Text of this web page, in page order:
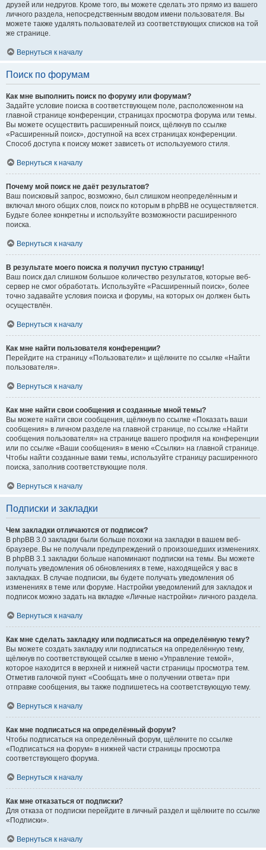
друзей или недругов. Кроме того, вы можете сделать это прямо из вашего
личного раздела, непосредственным вводом имени пользователя. Вы
можете также удалять пользователей из соответствующих списков на той
же странице.
Вернуться к началу
Поиск по форумам
Как мне выполнить поиск по форуму или форумам?
Задайте условие поиска в соответствующем поле, расположенном на
главной странице конференции, страницах просмотра форума или темы.
Вы можете осуществить расширенный поиск, щёлкнув по ссылке
«Расширенный поиск», доступной на всех страницах конференции.
Способ доступа к поиску может зависеть от используемого стиля.
Вернуться к началу
Почему мой поиск не даёт результатов?
Ваш поисковый запрос, возможно, был слишком неопределённым и
включал много общих слов, поиск по которым в phpBB не осуществляется.
Будьте более конкретны и используйте возможности расширенного
поиска.
Вернуться к началу
В результате моего поиска я получил пустую страницу!
Ваш поиск дал слишком большое количество результатов, которые веб-
сервер не смог обработать. Используйте «Расширенный поиск», более
точно задавайте условия поиска и форумы, на которых он должен быть
осуществлён.
Вернуться к началу
Как мне найти пользователя конференции?
Перейдите на страницу «Пользователи» и щёлкните по ссылке «Найти
пользователя».
Вернуться к началу
Как мне найти свои сообщения и созданные мной темы?
Вы можете найти свои сообщения, щёлкнув по ссылке «Показать ваши
сообщения» в личном разделе на главной странице, по ссылке «Найти
сообщения пользователя» на странице вашего профиля на конференции
или по ссылке «Ваши сообщения» в меню «Ссылки» на главной странице.
Чтобы найти созданные вами темы, используйте страницу расширенного
поиска, заполнив соответствующие поля.
Вернуться к началу
Подписки и закладки
Чем закладки отличаются от подписок?
В phpBB 3.0 закладки были больше похожи на закладки в вашем веб-
браузере. Вы не получали предупреждений о произошедших изменениях.
В phpBB 3.1 закладки больше напоминают подписки на темы. Вы можете
получать уведомления об обновлениях в теме, находящейся у вас в
закладках. В случае подписки, вы будете получать уведомления об
изменениях в теме или форуме. Настройки уведомлений для закладок и
подписок можно задать на вкладке «Личные настройки» личного раздела.
Вернуться к началу
Как мне сделать закладку или подписаться на определённую тему?
Вы можете создать закладку или подписаться на определённую тему,
щёлкнув по соответствующей ссылке в меню «Управление темой»,
которое находится в верхней и нижней части страницы просмотра тем.
Отметив галочкой пункт «Сообщать мне о получении ответа» при
отправке сообщения, вы также подпишетесь на соответствующую тему.
Вернуться к началу
Как мне подписаться на определённый форум?
Чтобы подписаться на определённый форум, щёлкните по ссылке
«Подписаться на форум» в нижней части страницы просмотра
соответствующего форума.
Вернуться к началу
Как мне отказаться от подписки?
Для отказа от подписки перейдите в личный раздел и щёлкните по ссылке
«Подписки».
Вернуться к началу